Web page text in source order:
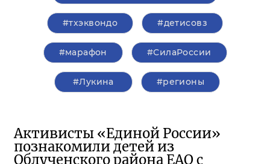
#тхэквондо #детисовз
#марафон #СилаРоссии
#Лукина #регионы
Активисты «Единой России»
познакомили детей из
Облученского района ЕАО с